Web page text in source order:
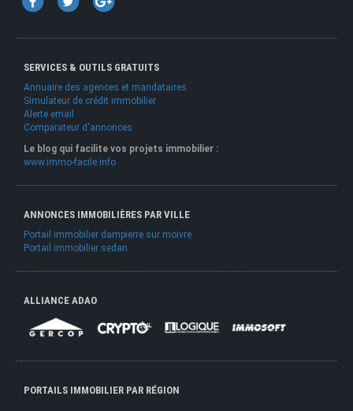
SERVICES & OUTILS GRATUITS
Annuaire des agences et mandataires
Simulateur de crédit immobilier
Alerte email
Comparateur d'annonces
Le blog qui facilite vos projets immobilier :
www.immo-facile.info
ANNONCES IMMOBILIÈRES PAR VILLE
Portail immobilier dampierre sur moivre
Portail immobilier sedan
ALLIANCE ADAO
PORTAILS IMMOBILIER PAR RÉGION